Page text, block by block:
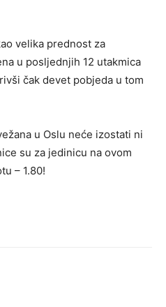
velika prednost za
u posljednjih 12 utakmica
čak devet pobjeda u tom
u Oslu neće izostati ni
su za jedinicu na ovom
– 1.80!